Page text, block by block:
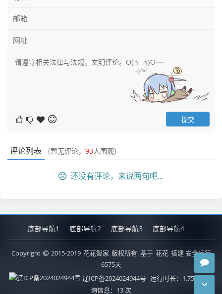
评论列表 （暂无评论， 93人围观）
还没有评论，来说两句吧...
底部导航1 底部导航2 底部导航3 底部导航4
Copyright 2015-2019 花花智家 版权所有. 基于 花花 搭建 安全运行
6575天
辽ICP备2024024944号 运行时长：1.752秒 查
询信息：13 次